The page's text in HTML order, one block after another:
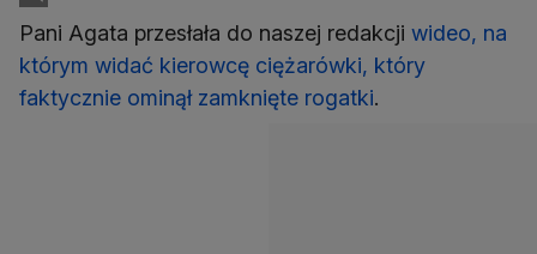
Pani Agata przesłała do naszej redakcji wideo, na
którym widać kierowcę ciężarówki, który
faktycznie ominął zamknięte rogatki.